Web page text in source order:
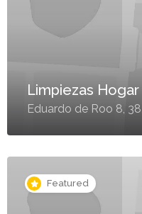
Limpiezas Hogar
Eduardo de Roo 8,
Featured